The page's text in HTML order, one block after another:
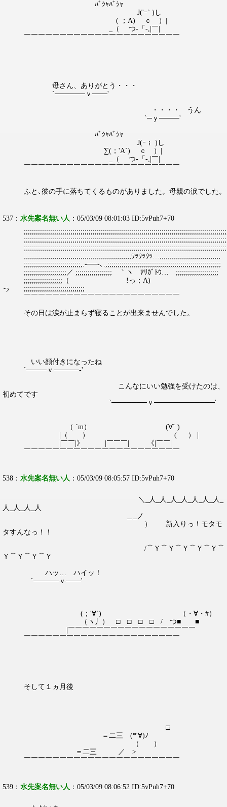
ﾊﾞｼｬﾊﾞｼｬ
J('ｰ` )し
( ；A) ｃ ）|
_（ つ-「-,|￣|
￣￣￣￣￣￣￣￣￣￣￣￣￣￣￣￣￣￣￣￣￣￣
母さん、ありがとう・・・
`──────ｖ───'
・・・・ うん
`─ｙ────'
ﾊﾞｼｬﾊﾞｼｬ
J(ｰ； )し
∑(；'A`) ｃ ）|
_（ つ-「-,|￣|
￣￣￣￣￣￣￣￣￣￣￣￣￣￣￣￣￣￣￣￣￣￣
ふと､彼の手に落ちてくるものがありました。母親の涙でした。
537： 水先案名無い人 ：05/03/09 08:01:03 ID:5vPuh7+70
;;;;;;;;;;;;;;;;;;;;;;;;;;;;;;;;;;;;;;;;;;;;;;;;;;;;;ｳｯｳｯｳｯ…;;;;;;;;;;;;;;;;;;;;;;;;;;;;;;
;;;;;;;;;;;;;;;;;;;;;;;;;;;;,.-──-､.,;;;;;;;;;;;;;;;;;;;;;;;;;;;;;;;;;;;;;;;;;;;;;;;;;;;;;;;;
;;;;;;;;;;;;;;;;;;;;;／ ;;;;;;;;;;;;;;;;;; ｀ヽ ｱﾘｶﾞﾄｳ… ;;;;;;;;;;;;;;;;;;;;;
;;;;;;;;;;;;;;;;;;;（ !っ；A)
っ ;;;;;;;;;;;;;;;;;;;;;;;;;;;;;;
￣￣￣￣￣￣￣￣￣￣￣￣￣￣￣￣￣￣￣￣￣￣
その日は涙が止まらず寝ることが出来ませんでした。
いい顔付きになったね
`────ｖ─────‐'
こんなにいい勉強を受けたのは、
初めてです
`───────ｖ────────────'
（ ´m） (∀` )
|（ ） ( ） |
|￣￣|》 |￣￣￣| 《|￣￣|
￣￣￣￣￣￣￣￣￣￣￣￣￣￣￣￣￣￣￣￣￣￣
538： 水先案名無い人 ：05/03/09 08:05:57 ID:5vPuh7+70
＼_人_人_人_人_人_人_人_
人_人_人_人
＿_ノ
） 新入りっ！モタモ
タすんなっ！！
/⌒Ｙ⌒Ｙ⌒Ｙ⌒Ｙ⌒Ｙ⌒
Ｙ⌒Ｙ⌒Ｙ⌒Ｙ
ハッ… ハイッ！
`─────ｖ───'
(；'∀`) （・∀・#）
（ヽ丿） □ □ □ □ / つ■ ■
|￣￣￣￣￣￣￣￣￣￣￣￣￣￣￣￣￣￣
￣￣￣￣￣￣￣￣￣￣￣￣￣￣￣￣￣￣￣￣￣￣
そして１ヵ月後
□
＝二三 (*'∀)ﾉ
（ ）
＝二三 ／ >
￣￣￣￣￣￣￣￣￣￣￣￣￣￣￣￣￣￣￣￣￣￣
539： 水先案名無い人 ：05/03/09 08:06:52 ID:5vPuh7+70